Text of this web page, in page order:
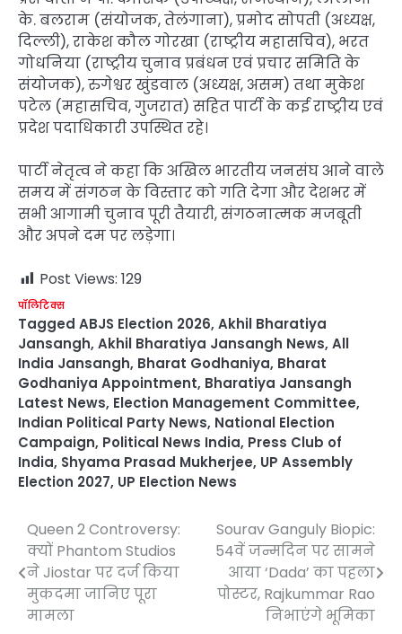
के. बलराम (संयोजक, तेलंगाना), प्रमोद सोपती (अध्यक्ष,
दिल्ली), राकेश कौल गोरखा (राष्ट्रीय महासचिव), भरत
गोधनिया (राष्ट्रीय चुनाव प्रबंधन एवं प्रचार समिति के
संयोजक), रुगेश्वर खुंडवाल (अध्यक्ष, असम) तथा मुकेश
पटेल (महासचिव, गुजरात) सहित पार्टी के कई राष्ट्रीय एवं
प्रदेश पदाधिकारी उपस्थित रहे।
पार्टी नेतृत्व ने कहा कि अखिल भारतीय जनसंघ आने वाले
समय में संगठन के विस्तार को गति देगा और देशभर में
सभी आगामी चुनाव पूरी तैयारी, संगठनात्मक मजबूती
और अपने दम पर लड़ेगा।
Post Views: 129
पॉलिटिक्स
Tagged ABJS Election 2026, Akhil Bharatiya
Jansangh, Akhil Bharatiya Jansangh News, All
India Jansangh, Bharat Godhaniya, Bharat
Godhaniya Appointment, Bharatiya Jansangh
Latest News, Election Management Committee,
Indian Political Party News, National Election
Campaign, Political News India, Press Club of
India, Shyama Prasad Mukherjee, UP Assembly
Election 2027, UP Election News
Post
navigation
Queen 2 Controversy:
क्यों Phantom Studios
ने Jiostar पर दर्ज किया
मुकदमा जानिए पूरा
मामला
Sourav Ganguly Biopic:
54वें जन्मदिन पर सामने
आया ‘Dada’ का पहला
पोस्टर, Rajkummar Rao
निभाएंगे भूमिका